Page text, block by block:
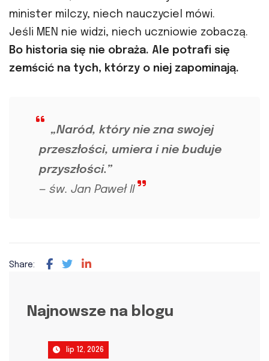
minister milczy, niech nauczyciel mówi.
Jeśli MEN nie widzi, niech uczniowie zobaczą.
Bo historia się nie obraża. Ale potrafi się
zemścić na tych, którzy o niej zapominają.
„Naród, który nie zna swojej
przeszłości, umiera i nie buduje
przyszłości.”
— św. Jan Paweł II
Share:
Najnowsze na blogu
lip 12, 2026